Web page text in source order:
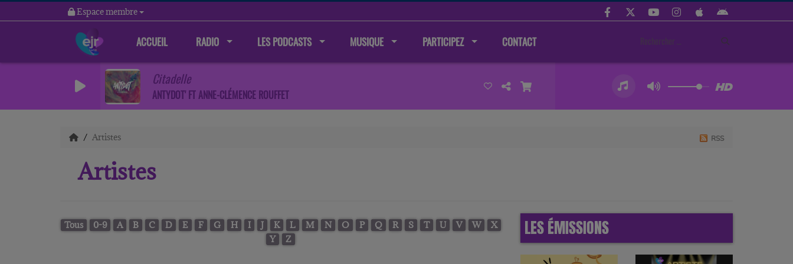
Espace membre
ACCUEIL RADIO LES PODCASTS MUSIQUE PARTICIPEZ CONTACT
Citadelle
ANTYDOT' FT ANNE-CLÉMENCE ROUFFET
Artistes
Artistes
RSS
Tous 0-9 A B C D E F G H I J K L M N O P Q R S T U V W
X
Y
Z LES ÉMISSIONS